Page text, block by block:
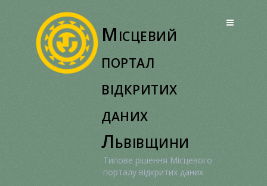
Місцевий
портал
відкритих
даних
Львівщини
Типове рішення Місцевого
порталу відкритих даних